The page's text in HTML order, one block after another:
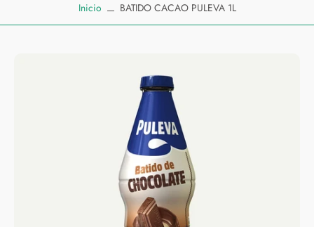
Inicio BATIDO CACAO PULEVA 1L